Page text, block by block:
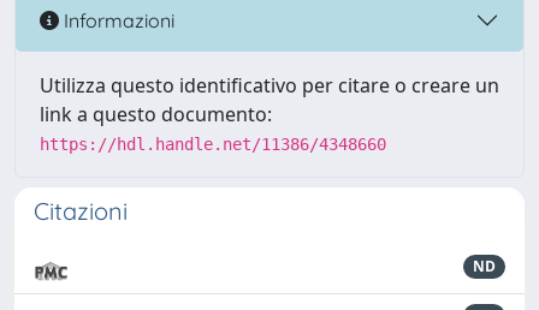
Informazioni
Utilizza questo identificativo per citare o creare un
link a questo documento:
https://hdl.handle.net/11386/4348660
Citazioni
ND